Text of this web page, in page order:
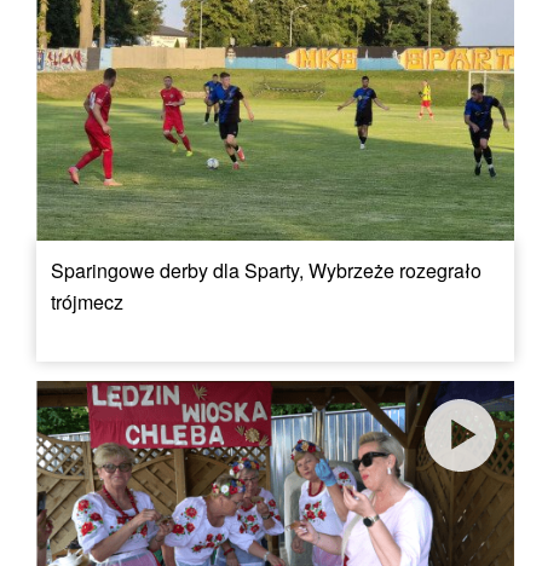
Sparingowe derby dla Sparty, Wybrzeże rozegrało
trójmecz